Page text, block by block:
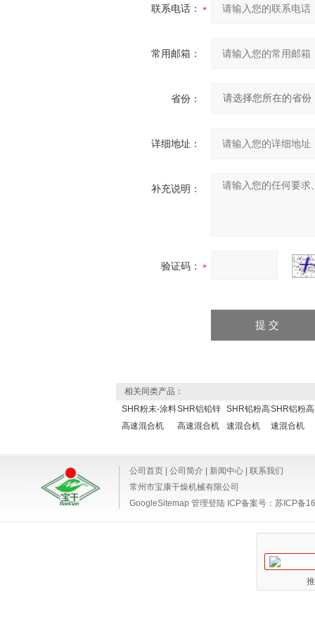
联系电话：
常用邮箱：
省份：
详细地址：
补充说明：
验证码：
相关同类产品：
SHR粉末-涂料
高速混合机
SHR铝铅锌
高速混合机
SHR铅粉高
速混合机
SHR铝粉高
速混合机
公司首页 公司简介 新闻中心
联系我们
常州市宝康干燥机械有限公司
GoogleSitemap 管理登陆 ICP备案号： 苏ICP备